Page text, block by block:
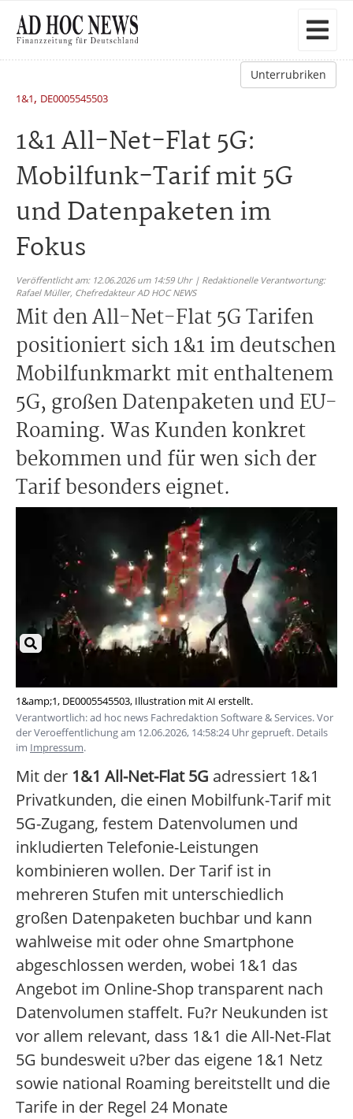
Unterrubriken
1&1, DE0005545503
1&1 All-Net-Flat 5G:
Mobilfunk-Tarif mit 5G
und Datenpaketen im
Fokus
Veröffentlicht am: 12.06.2026 um 14:59 Uhr | Redaktionelle Verantwortung:
Rafael Müller, Chefredakteur AD HOC NEWS
Mit den All-Net-Flat 5G Tarifen
positioniert sich 1&1 im deutschen
Mobilfunkmarkt mit enthaltenem
5G, großen Datenpaketen und EU-
Roaming. Was Kunden konkret
bekommen und für wen sich der
Tarif besonders eignet.
1&amp;1, DE0005545503, Illustration mit AI erstellt.
Verantwortlich: ad hoc news Fachredaktion Software & Services. Vor
der Veroeffentlichung am 12.06.2026, 14:58:24 Uhr geprueft. Details
im Impressum.
Mit der 1&1 All-Net-Flat 5G adressiert 1&1
Privatkunden, die einen Mobilfunk-Tarif mit
5G-Zugang, festem Datenvolumen und
inkludierten Telefonie-Leistungen
kombinieren wollen. Der Tarif ist in
mehreren Stufen mit unterschiedlich
großen Datenpaketen buchbar und kann
wahlweise mit oder ohne Smartphone
abgeschlossen werden, wobei 1&1 das
Angebot im Online-Shop transparent nach
Datenvolumen staffelt. Fu?r Neukunden ist
vor allem relevant, dass 1&1 die All-Net-Flat
5G bundesweit u?ber das eigene 1&1 Netz
sowie national Roaming bereitstellt und die
Tarife in der Regel 24 Monate